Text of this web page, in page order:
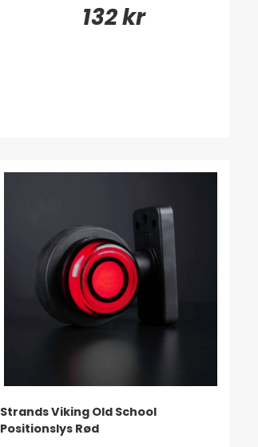
132 kr
Strands Viking Old School
Positionslys Rød